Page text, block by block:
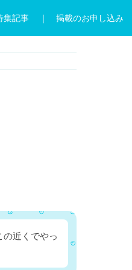
集記事 ｜ 掲載のお申し込み
近くでやっ